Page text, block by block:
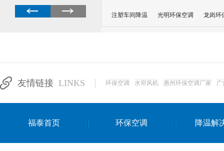
注塑车间降温 光明环保空调 龙岗环
达州工业省电安装
友情链接 LINKS 环保空调 水帘风机 惠州环保空调厂家 广
福泰首页 环保空调 降温解